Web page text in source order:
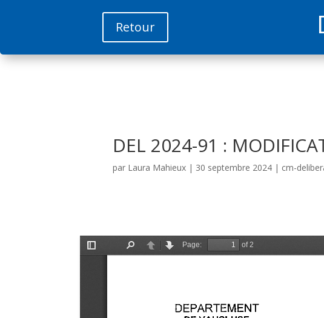
Retour
DEL 2024-91 :
par Laura Mahieux | 30 septembre 2024 | cm-